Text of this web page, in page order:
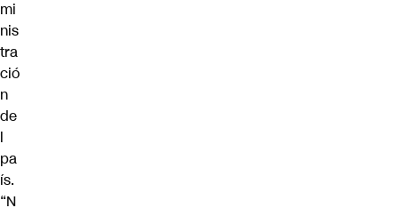
mi
nis
tra
ció
n
de
l
pa
ís.
“N